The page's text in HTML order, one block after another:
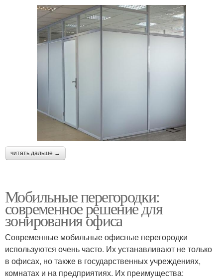
читать дальше →
Мобильные перегородки:
современное решение для
зонирования офиса
Современные мобильные офисные перегородки
используются очень часто. Их устанавливают не только
в офисах, но также в государственных учреждениях,
комнатах и на предприятиях. Их преимущества: